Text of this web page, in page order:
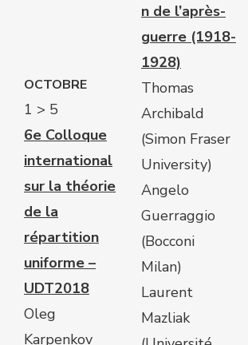
OCTOBRE
1 > 5
6e Colloque
international
sur la théorie
de la
répartition
uniforme –
UDT2018
Oleg
Karpenkov
n de l’après-
guerre (1918-
1928)
Thomas
Archibald
(Simon Fraser
University)
Angelo
Guerraggio
(Bocconi
Milan)
Laurent
Mazliak